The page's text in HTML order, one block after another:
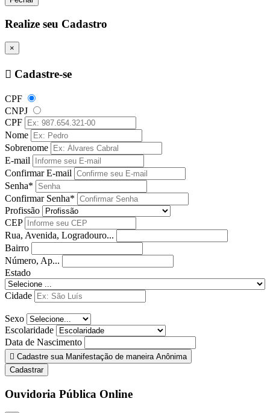
Realize seu Cadastro
×
Cadastre-se
CPF
CNPJ
CPF
Nome
Sobrenome
E-mail
Confirmar E-mail
Senha*
Confirmar Senha*
Profissão
CEP
Rua, Avenida, Logradouro...
Bairro
Número, Ap...
Estado
Cidade
Sexo
Escolaridade
Data de Nascimento
Cadastre sua Manifestação de maneira Anônima
Cadastrar
Ouvidoria Pública Online